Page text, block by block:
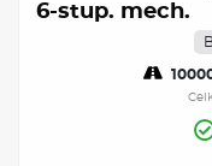
6-stup. mech.